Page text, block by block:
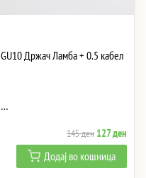
GU10 Држач Ламба + 0.5 кабел
…
145ден Original
price
was:
127ден
price
is:
Додај во кошница